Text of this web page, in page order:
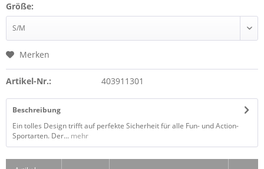
Größe:
Merken
Artikel-Nr.: 403911301
Beschreibung
Ein tolles Design trifft auf perfekte Sicherheit für alle Fun- und Action-
Sportarten. Der... mehr